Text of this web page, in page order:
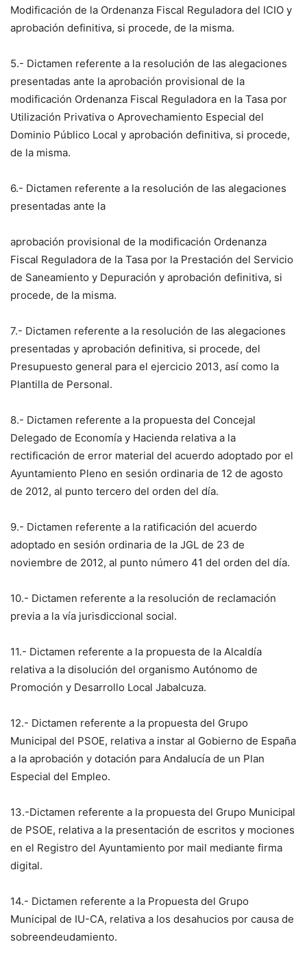
Modificación de la Ordenanza Fiscal Reguladora del ICIO y
aprobación definitiva, si procede, de la misma.
5.- Dictamen referente a la resolución de las alegaciones
presentadas ante la aprobación provisional de la
modificación Ordenanza Fiscal Reguladora en la Tasa por
Utilización Privativa o Aprovechamiento Especial del
Dominio Público Local y aprobación definitiva, si procede,
de la misma.
6.- Dictamen referente a la resolución de las alegaciones
presentadas ante la
aprobación provisional de la modificación Ordenanza
Fiscal Reguladora de la Tasa por la Prestación del Servicio
de Saneamiento y Depuración y aprobación definitiva, si
procede, de la misma.
7.- Dictamen referente a la resolución de las alegaciones
presentadas y aprobación definitiva, si procede, del
Presupuesto general para el ejercicio 2013, así como la
Plantilla de Personal.
8.- Dictamen referente a la propuesta del Concejal
Delegado de Economía y Hacienda relativa a la
rectificación de error material del acuerdo adoptado por el
Ayuntamiento Pleno en sesión ordinaria de 12 de agosto
de 2012, al punto tercero del orden del día.
9.- Dictamen referente a la ratificación del acuerdo
adoptado en sesión ordinaria de la JGL de 23 de
noviembre de 2012, al punto número 41 del orden del día.
10.- Dictamen referente a la resolución de reclamación
previa a la vía jurisdiccional social.
11.- Dictamen referente a la propuesta de la Alcaldía
relativa a la disolución del organismo Autónomo de
Promoción y Desarrollo Local Jabalcuza.
12.- Dictamen referente a la propuesta del Grupo
Municipal del PSOE, relativa a instar al Gobierno de España
a la aprobación y dotación para Andalucía de un Plan
Especial del Empleo.
13.-Dictamen referente a la propuesta del Grupo Municipal
de PSOE, relativa a la presentación de escritos y mociones
en el Registro del Ayuntamiento por mail mediante firma
digital.
14.- Dictamen referente a la Propuesta del Grupo
Municipal de IU-CA, relativa a los desahucios por causa de
sobreendeudamiento.